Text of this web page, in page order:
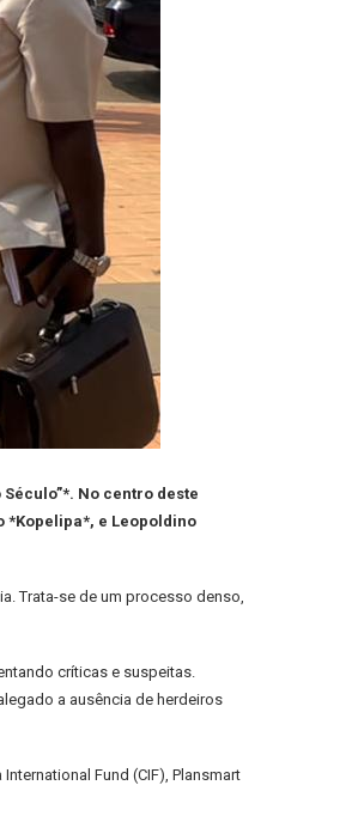
No centro deste
*Kopelipa*, e Leopoldino
Trata-se de um processo denso,
críticas e suspeitas.
a ausência de herdeiros
Fund (CIF), Plansmart